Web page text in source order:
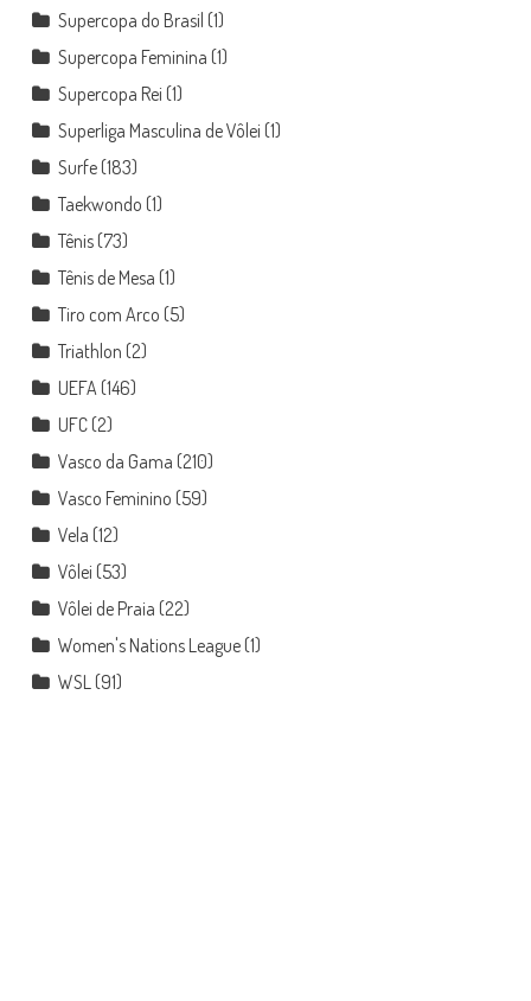
Supercopa do Brasil (1)
Supercopa Feminina (1)
Supercopa Rei (1)
Superliga Masculina de Vôlei (1)
Surfe(183)
Taekwondo (1)
Tênis(73)
Tênis de Mesa (1)
Tiro com Arco (5)
Triathlon (2)
UEFA (146)
UFC(2)
Vasco da Gama (210)
Vasco Feminino (59)
Vela (12)
Vôlei (53)
Vôlei de Praia (22)
Women's Nations League(1)
WSL (91)